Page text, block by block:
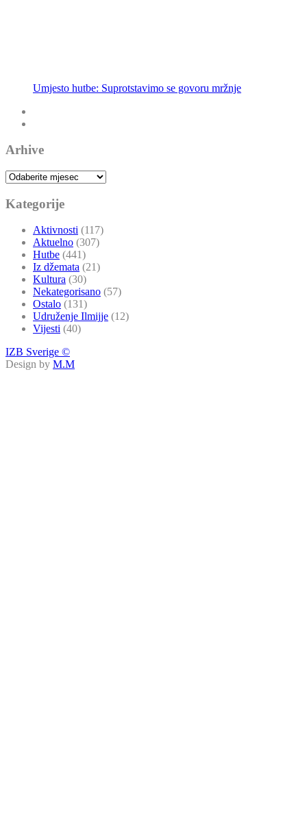
Umjesto hutbe: Ne bježimo od emaneta
Arhive
Arhive
Kategorije
Aktivnosti (117)
Aktuelno (307)
Hutbe (441)
Iz džemata (21)
Kultura (30)
Nekategorisano (57)
Ostalo (131)
Udruženje Ilmijje (12)
Vijesti (40)
IZB Sverige ©
Design by M.M